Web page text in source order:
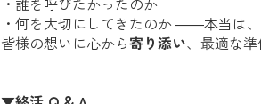
・何を大切にしてきたのか ――本当は
皆様の想いに心から寄り添い、最適な準